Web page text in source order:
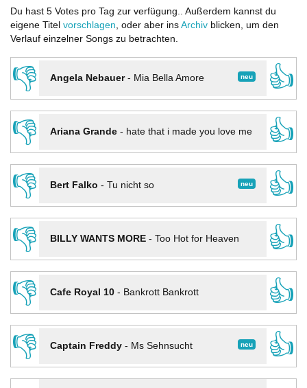
Du hast 5 Votes pro Tag zur verfügung.. Außerdem kannst du
eigene Titel vorschlagen, oder aber ins Archiv blicken, um den
Verlauf einzelner Songs zu betrachten.
👎 neu
Angela Nebauer- Mia Bella Amore
👍
👎
Ariana Grande- hate that i made you love me
👍
👎
neu
Bert Falko - Tu nicht so
👍
👎
BILLY WANTS MORE- Too Hot for Heaven
👍
👎
Cafe Royal 10- Bankrott Bankrott
👍
👎
neu
Captain Freddy- Ms Sehnsucht
👍